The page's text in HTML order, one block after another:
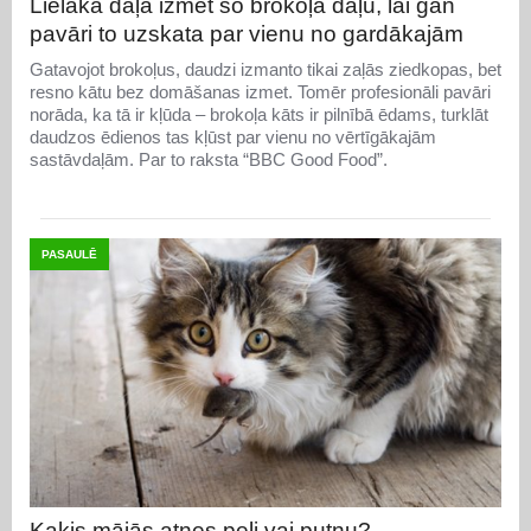
Lielākā daļa izmet šo brokoļa daļu, lai gan
pavāri to uzskata par vienu no gardākajām
Gatavojot brokoļus, daudzi izmanto tikai zaļās ziedkopas, bet
resno kātu bez domāšanas izmet. Tomēr profesionāli pavāri
norāda, ka tā ir kļūda – brokoļa kāts ir pilnībā ēdams, turklāt
daudzos ēdienos tas kļūst par vienu no vērtīgākajām
sastāvdaļām. Par to raksta “BBC Good Food”.
PASAULĒ